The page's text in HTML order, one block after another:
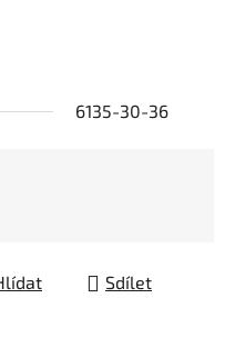
6135-30-36
Sdílet